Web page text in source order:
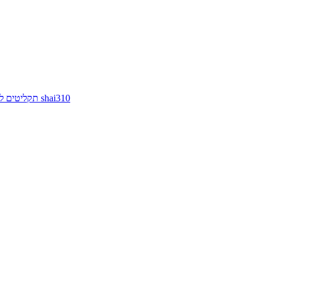
תקליטים למכירה..ברי סחרוֹף, ז׳אן קונפליקט, כרומוזום, מינימל קומפקט, רמי פורטיס מאת shai310